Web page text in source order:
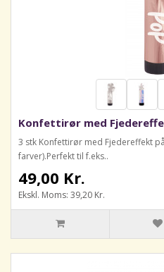
Konfettirør med
3 stk Konfettirør med Fjedereffekt
farver).Perfekt til f.eks..
49,00 Kr.
Ekskl. Moms: 39,20 Kr.